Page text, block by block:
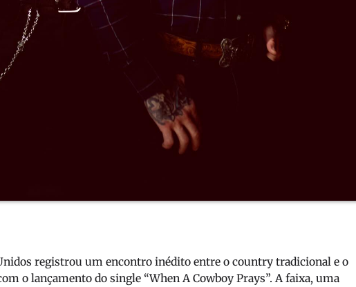
registrou um encontro inédito entre o country tradicional e o
o lançamento do single “When A Cowboy Prays”. A faixa, uma